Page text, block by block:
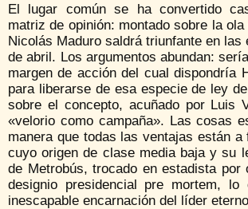
El lugar común se ha convertido
matriz de opinión: montado sobre la
Nicolás Maduro saldrá triunfante en las
de abril. Los argumentos abundan:
margen de acción del cual dispondría
para liberarse de esa especie de ley
sobre el concepto, acuñado por Luis
«velorio como campaña». Las cosas
manera que todas las ventajas están a
cuyo origen de clase media baja y su
de Metrobús, trocado en estadista por
designio presidencial pre mortem, lo
inescapable encarnación del líder